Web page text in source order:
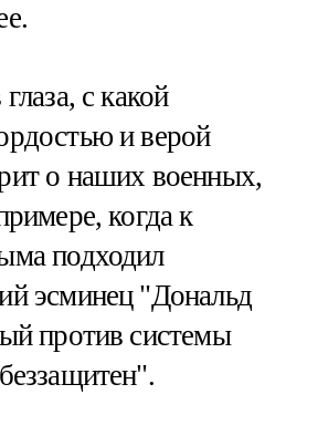
с какой
и верой
о наших военных,
когда к
подходил
эсминец "Дональд
против системы